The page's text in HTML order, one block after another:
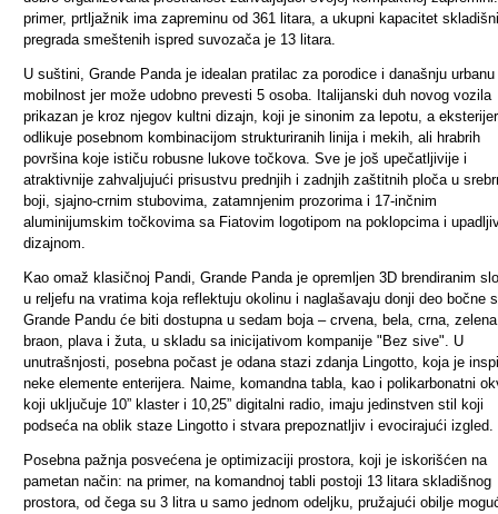
primer, prtljažnik ima zapreminu od 361 litara, a ukupni kapacitet
pregrada smeštenih ispred suvozača je 13 litara.
U suštini, Grande Panda je idealan pratilac za porodice i današnju urbanu
mobilnost jer može udobno prevesti 5 osoba. Italijanski duh novog vozila
prikazan je kroz njegov kultni dizajn, koji je sinonim za lepotu, a
odlikuje posebnom kombinacijom strukturiranih linija i mekih, ali hrabrih
površina koje ističu robusne lukove točkova. Sve je još upečatljivije i
atraktivnije zahvaljujući prisustvu prednjih i zadnjih zaštitnih ploča u
boji, sjajno-crnim stubovima, zatamnjenim prozorima i 17-inčnim
aluminijumskim točkovima sa Fiatovim logotipom na poklopcima i
dizajnom.
Kao omaž klasičnoj Pandi, Grande Panda je opremljen 3D brendiranim
u reljefu na vratima koja reflektuju okolinu i naglašavaju donji deo bočne
Grande Pandu će biti dostupna u sedam boja – crvena, bela, crna,
braon, plava i žuta, u skladu sa inicijativom kompanije "Bez sive". U
unutrašnjosti, posebna počast je odana stazi zdanja Lingotto, koja je
neke elemente enterijera. Naime, komandna tabla, kao i polikarbonatni
koji uključuje 10” klaster i 10,25” digitalni radio, imaju jedinstven stil koji
podseća na oblik staze Lingotto i stvara prepoznatljiv i evocirajući izgled.
Posebna pažnja posvećena je optimizaciji prostora, koji je iskorišćen na
pametan način: na primer, na komandnoj tabli postoji 13 litara skladišnog
prostora, od čega su 3 litra u samo jednom odeljku, pružajući obilje